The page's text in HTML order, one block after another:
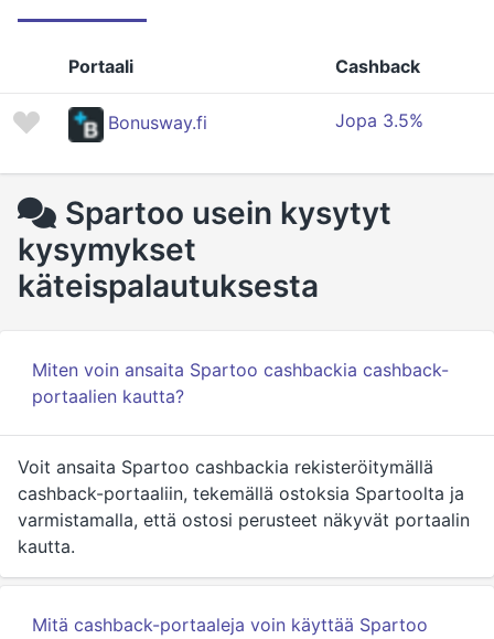
Portaali Cashback
Bonusway.fi Jopa 3.5%
Spartoo usein kysytyt
kysymykset
käteispalautuksesta
Miten voin ansaita Spartoo cashbackia cashback-
portaalien kautta?
Voit ansaita Spartoo cashbackia rekisteröitymällä
cashback-portaaliin, tekemällä ostoksia Spartoolta ja
varmistamalla, että ostosi perusteet näkyvät portaalin
kautta.
Mitä cashback-portaaleja voin käyttää Spartoo